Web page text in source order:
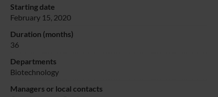
Starting date
February 15, 2020
Duration (months)
36
Departments
Biotechnology
Managers or local contacts